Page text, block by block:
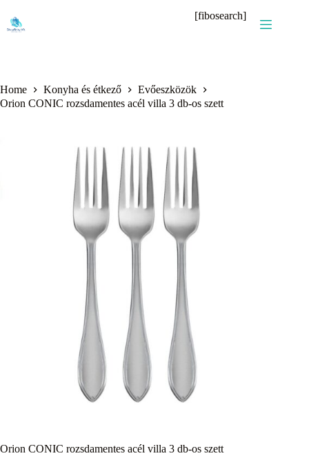
content
[fibosearch]
Home Konyha és étkező
Evőeszközök
Orion CONIC rozsdamentes acél villa 3 db-os szett
Orion CONIC rozsdamentes acél villa 3 db-os szett